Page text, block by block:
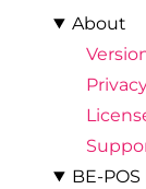
About
BE-